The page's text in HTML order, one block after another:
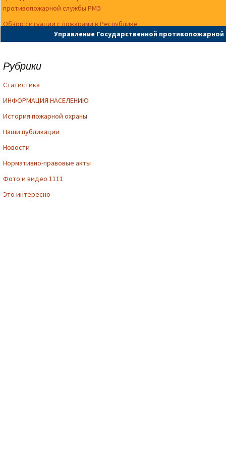
противопожарной службы РМЭ
Обзор ситуации с пожарами в Республике
Марий Эл (20 июля по 26 июля 2026 года).
Рубрики
Cтатистика
ИНФОРМАЦИЯ НАСЕЛЕНИЮ
История пожарной охраны
Наши публикации
Новости
Нормативно-правовые акты
Фото и видео 1111
Это интересно
Управление Государственной